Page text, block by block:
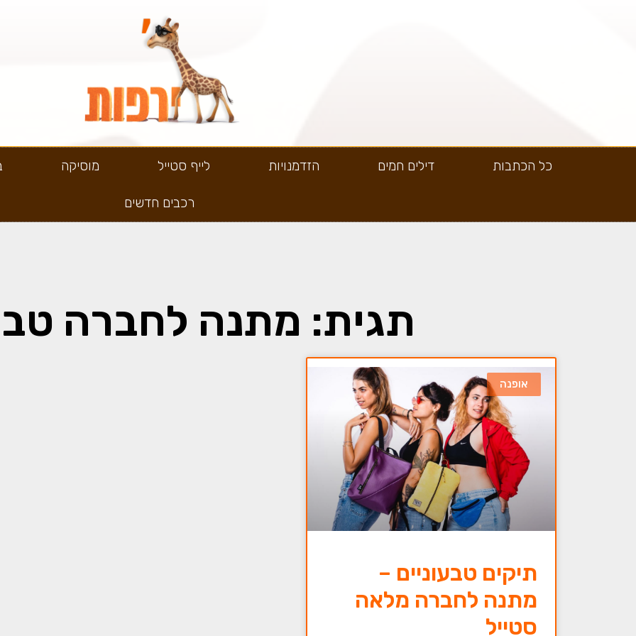
כל הכתבות דילים חמים הזדמנויות לייף סטייל מוסיקה
רכבים חדשים
תגית: מתנה לחברה
אופנה
תיקים טבעוניים –
מתנה לחברה מלאה
סטייל